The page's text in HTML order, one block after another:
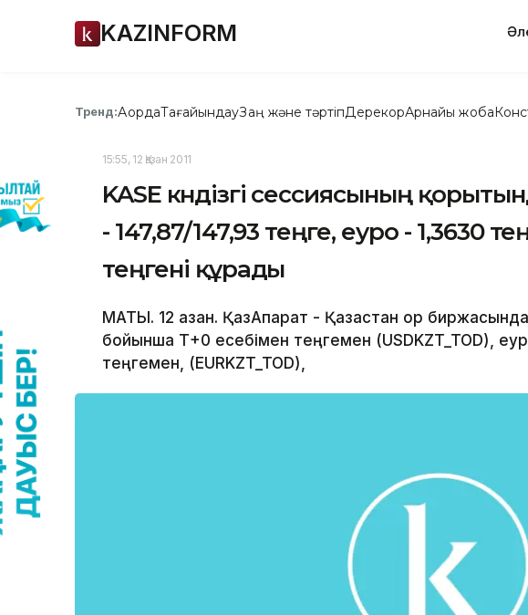
KAZINFORM
Тренд:АқордаТағайындауЗаң және тәртіпДерекқорАрнайы жоба
15:55, 12 Қазан 2011
KASE күндізгі сессиясының
- 147,87/147,93 теңге, еуро - 1,3630
теңгені құрады
МАТЫ. 12 қазан. ҚазАқпарат - Қазақстан қор
бойынша Т+0 есебімен теңгемен (USDKZT_TOD),
теңгемен, (EURKZT_TOD),